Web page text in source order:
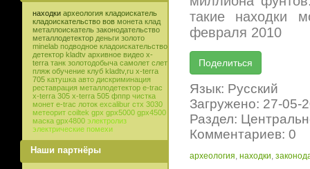
находки археология кладоискатель
кладоискательство вов монета клад
металлоискатель законодательство
металлодетектор деньги золото
minelab подводное кладоискательство
детектор kladtv архивное видео x-
terra танк золотодобыча самолет слет
пляж обучение клуб kladtv,ru x-terra
705 катушка авто дискриминация
реставрация металлодетектор e-trac
x-terra 305 x-terra 505 фппр чистка
монет e-trac лоток excalibur стх 3030
метеорит coiltek gpx gpx5000 gpx4500
маска gpx4800 электролиз
электрические помехи
Наши партнёры
такие находки
февраля 2010
Язык: Русский
Загружено: 27-05-
Раздел:
Комментариев: 0
археология, находки,